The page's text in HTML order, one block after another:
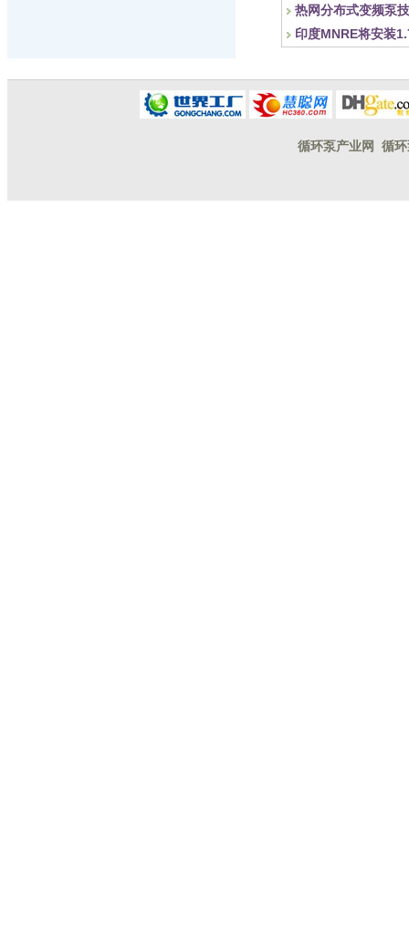
热网分布式变频泵
印度MNRE将安装
循环泵产业网 循